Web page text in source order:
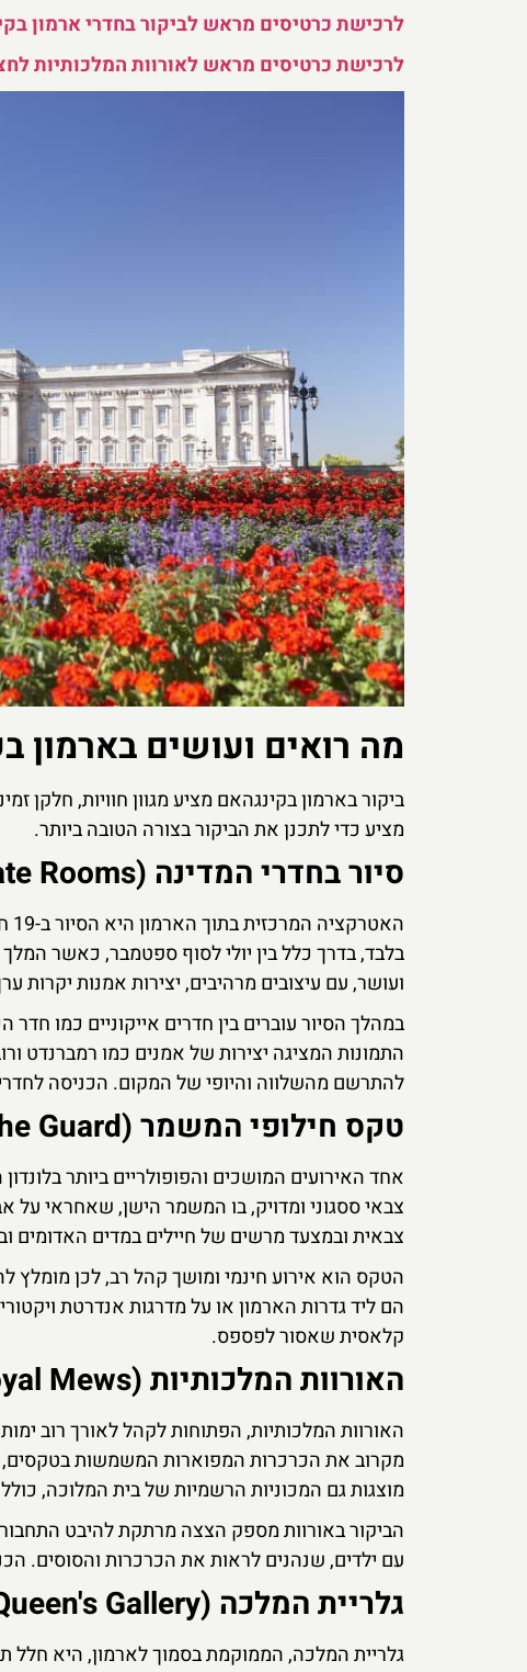
לרכישת כרטיסים מראש לביקור בחדרי ארמון
לרכישת כרטיסים מראש לאורוות המלכותיות
מה רואים ועושים בארמון
ביקור בארמון בקינגהאם מציע מגוון חוויות, חלקן
מציע כדי לתכנן את הביקור בצורה הטובה ביותר.
סיור בחדרי המדינה (The State Rooms)
בלבד, בדרך כלל בין יולי לסוף ספטמבר, כאשר
ועושר, עם עיצובים מרהיבים, יצירות אמנות יקרות
במהלך הסיור עוברים בין חדרים אייקוניים כמו
התמונות המציגה יצירות של אמנים כמו רמברנדט
להתרשם מהשלווה והיופי של המקום. הכניסה
טקס חילופי המשמר (Changing of the Guard)
אחד האירועים המושכים והפופולריים ביותר
צבאי ססגוני ומדויק, בו המשמר הישן, שאחראי
צבאית ובמצעד מרשים של חיילים במדים האדומים
הטקס הוא אירוע חינמי ומושך קהל רב, לכן מומלץ
הם ליד גדרות הארמון או על מדרגות אנדרטת
קלאסית שאסור לפספס.
האורוות המלכותיות (The Royal Mews)
האורוות המלכותיות, הפתוחות לקהל לאורך רוב
מקרוב את הכרכרות המפוארות המשמשות
מוצגות גם המכוניות הרשמיות של בית המלוכה,
הביקור באורוות מספק הצצה מרתקת להיבט
עם ילדים, שנהנים לראות את הכרכרות והסוסים.
גלריית המלכה (The Queen's Gallery)
גלריית המלכה, הממוקמת בסמוך לארמון, היא